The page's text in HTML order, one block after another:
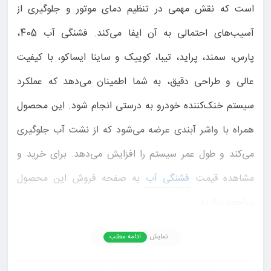
است که نقش مهمی در تنظیم دمای موتور و جلوگیری از
آسیب‌های احتمالی به آن ایفا می‌کند. فشنگی آب 405،
پارس، سمند، پراید، تیبا، کوییک و ساینا ایساکو، با کیفیت
عالی و طراحی دقیق، به شما اطمینان می‌دهد که عملکرد
سیستم خنک‌کننده خودرو به درستی انجام شود. این محصول
همراه با واشر آبندی عرضه می‌شود که از نشت آب جلوگیری
می‌کند و طول عمر سیستم را افزایش می‌دهد. برای خرید و
مشاهده قیمت فشنگی آب به صفحه فروش این محصول
ویژگی‌های فشنگی آب ایساکو و کاربرد آن در
نمایش ادامه مطلب